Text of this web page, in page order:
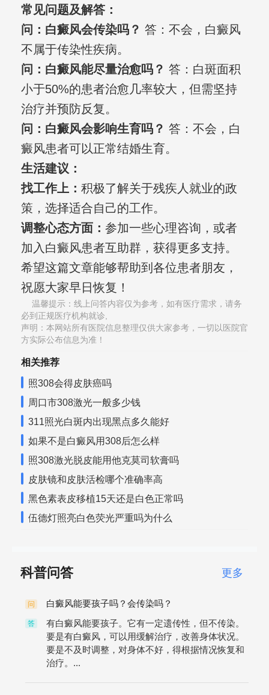
常见问题及解答：
问：白癜风会传染吗？ 答：不会，白癜风
不属于传染性疾病。
问：白癜风能尽量治愈吗？ 答：白斑面积
小于50%的患者治愈几率较大，但需坚持
治疗并预防反复。
问：白癜风会影响生育吗？ 答：不会，白
癜风患者可以正常结婚生育。
生活建议：
找工作上： 积极了解关于残疾人就业的政
策，选择适合自己的工作。
调整心态方面： 参加一些心理咨询，或者
加入白癜风患者互助群，获得更多支持。
希望这篇文章能够帮助到各位患者朋友，
祝愿大家早日恢复！
温馨提示：线上问答内容仅为参考，如有医疗需求，请务
必到正规医疗机构就诊,
声明：本网站所有医院信息整理仅供大家参考，一切以医院官
方实际公布信息为准！
相关推荐
照308会得皮肤癌吗
周口市308激光一般多少钱
311照光白斑内出现黑点多久能好
如果不是白癜风用308后怎么样
照308激光脱皮能用他克莫司软膏吗
皮肤镜和皮肤活检哪个准确率高
黑色素表皮移植15天还是白色正常吗
伍德灯照亮白色荧光严重吗为什么
科普问答 更多
问 白癜风能要孩子吗？会传染吗？
答
有白癜风能要孩子。它有一定遗传性，但不传染。
要是有白癜风，可以用缓解治疗，改善身体状况。
要是不及时调整，对身体不好，得根据情况恢复和
治疗。...